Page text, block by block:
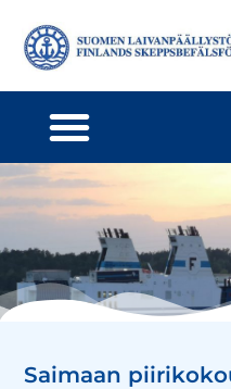
Saimaan